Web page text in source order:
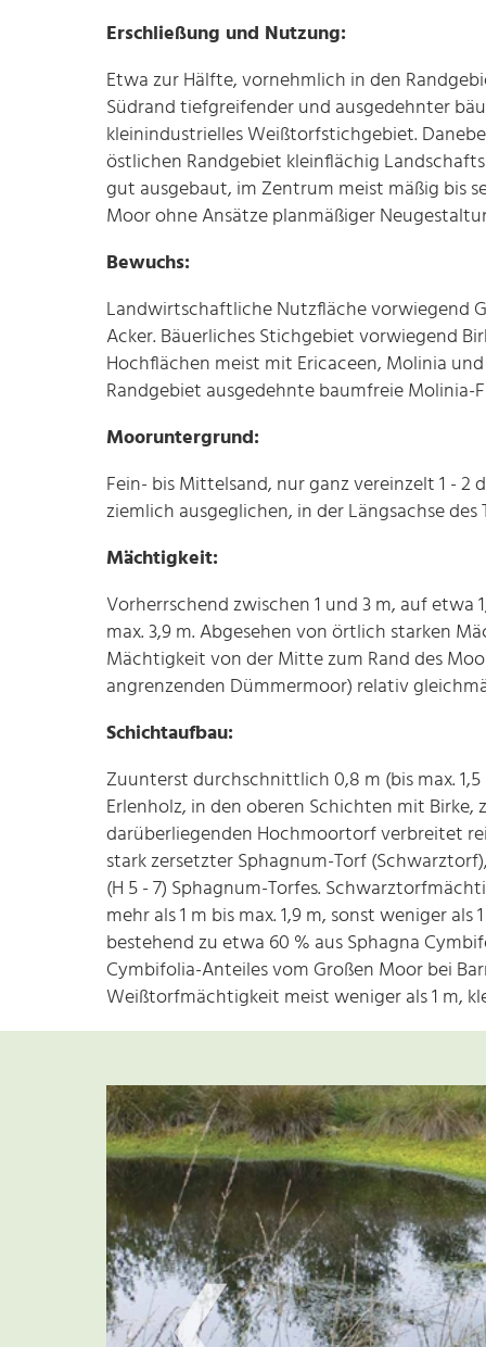
Erschließung und Nutzung:
Etwa zur Hälfte, vornehmlich in den
Südrand tiefgreifender und ausgedehnter
kleinindustrielles Weißtorfstichgebiet.
östlichen Randgebiet kleinflächig
gut ausgebaut, im Zentrum meist mäßig bis
Moor ohne Ansätze planmäßiger
Bewuchs:
Landwirtschaftliche Nutzfläche vorwiegend
Acker. Bäuerliches Stichgebiet vorwiegend
Hochflächen meist mit Ericaceen, Molinia
Randgebiet ausgedehnte baumfreie Molinia-
Mooruntergrund:
Fein- bis Mittelsand, nur ganz vereinzelt 1 -
ziemlich ausgeglichen, in der Längsachse des
Mächtigkeit:
Vorherrschend zwischen 1 und 3 m, auf etwa
max. 3,9 m. Abgesehen von örtlich starken
Mächtigkeit von der Mitte zum Rand des
angrenzenden Dümmermoor) relativ
Schichtaufbau:
Zuunterst durchschnittlich 0,8 m (bis max.
Erlenholz, in den oberen Schichten mit Birke,
darüberliegenden Hochmoortorf verbreitet
stark zersetzter Sphagnum-Torf
(H 5 - 7) Sphagnum-Torfes.
mehr als 1 m bis max. 1,9 m, sonst weniger
bestehend zu etwa 60 % aus Sphagna
Cymbifolia-Anteiles vom Großen Moor bei
Weißtorfmächtigkeit meist weniger als 1 m,